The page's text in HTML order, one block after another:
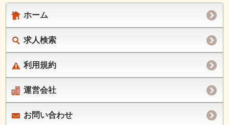
ホーム
求人検索
利用規約
運営会社
お問い合わせ